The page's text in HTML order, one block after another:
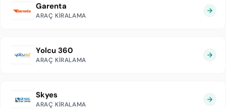
Garenta
ARAÇ KIRALAMA
Yolcu 360
ARAÇ KIRALAMA
Skyes
ARAÇ KIRALAMA